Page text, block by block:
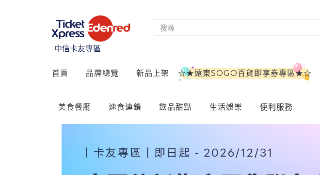
中信卡友專區
首頁 品牌總覽 新品上架 ☆★遠東SOGO百貨即享券專區★☆
美食餐廳 速食連鎖 飲品甜點 生活娛樂 便利服務